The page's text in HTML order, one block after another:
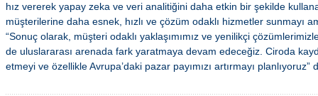
hız vererek yapay zeka ve veri analitiğini daha etkin bir şekilde
müşterilerine daha esnek, hızlı ve çözüm odaklı hizmetler sunmayı
“Sonuç olarak, müşteri odaklı yaklaşımımız ve yenilikçi
de uluslararası arenada fark yaratmaya devam edeceğiz. Ciroda
etmeyi ve özellikle Avrupa’daki pazar payımızı artırmayı planlıyoruz”